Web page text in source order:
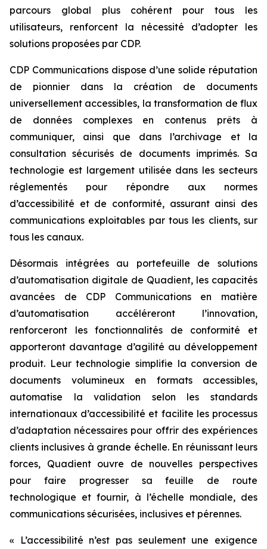
parcours global plus cohérent pour tous les
utilisateurs, renforcent la nécessité d’adopter les
solutions proposées par CDP.
CDP Communications dispose d’une solide réputation
de pionnier dans la création de documents
universellement accessibles, la transformation de flux
de données complexes en contenus prêts à
communiquer, ainsi que dans l’archivage et la
consultation sécurisés de documents imprimés. Sa
technologie est largement utilisée dans les secteurs
réglementés pour répondre aux normes
d’accessibilité et de conformité, assurant ainsi des
communications exploitables par tous les clients, sur
tous les canaux.
Désormais intégrées au portefeuille de solutions
d’automatisation digitale de Quadient, les capacités
avancées de CDP Communications en matière
d’automatisation accéléreront l’innovation,
renforceront les fonctionnalités de conformité et
apporteront davantage d’agilité au développement
produit. Leur technologie simplifie la conversion de
documents volumineux en formats accessibles,
automatise la validation selon les standards
internationaux d’accessibilité et facilite les processus
d’adaptation nécessaires pour offrir des expériences
clients inclusives à grande échelle. En réunissant leurs
forces, Quadient ouvre de nouvelles perspectives
pour faire progresser sa feuille de route
technologique et fournir, à l’échelle mondiale, des
communications sécurisées, inclusives et pérennes.
« L’accessibilité n’est pas seulement une exigence